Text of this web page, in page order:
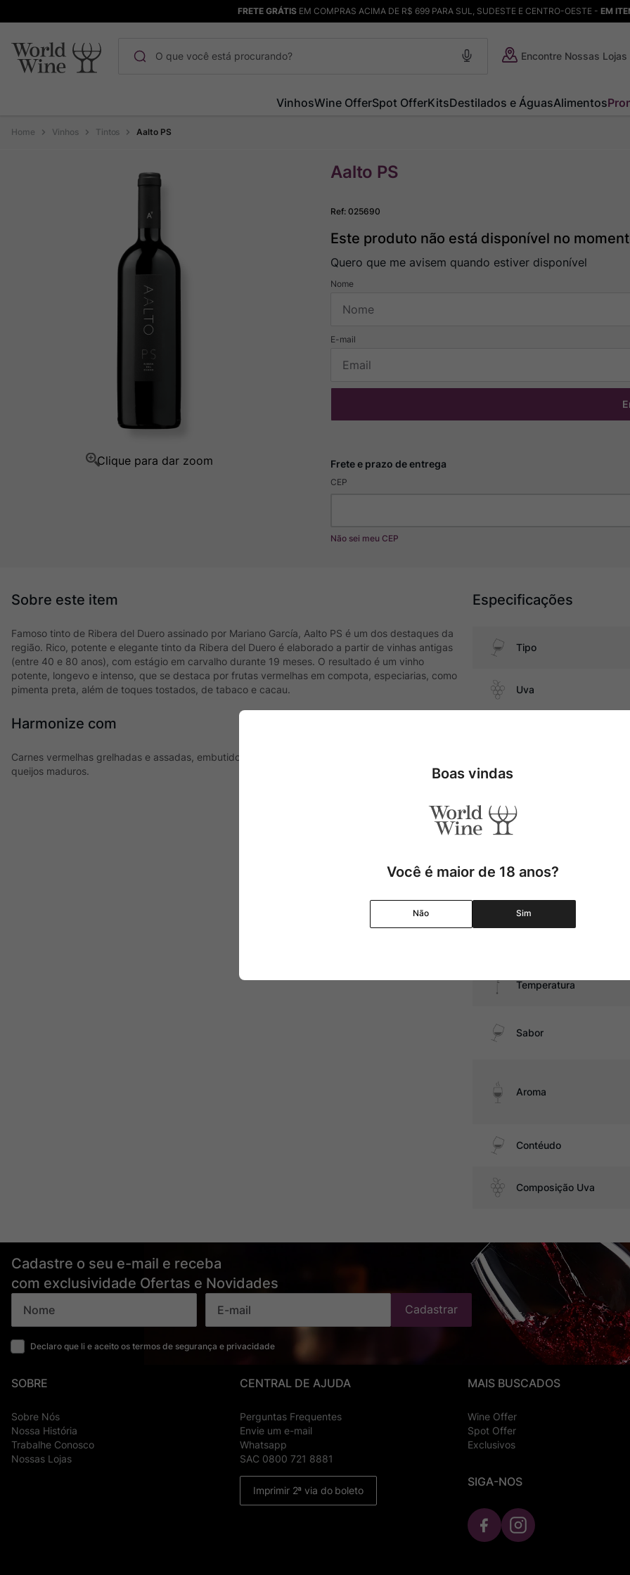
FRETE GRÁTISEM COMPRAS ACIMA DE R$ 699 PARA SUL, SUDESTE E CENTRO-OESTE - EM
Encontre Nossas Lojas
VinhosWine OfferSpot OfferKitsDestilados e ÁguasAlimentos
Vinhos Tintos Aalto PS
Aalto PS
Ref:025690
Este produto não está disponível no
Quero que me avisem quando estiver disponível
CEP
Não sei meu CEP
Famoso tinto de Ribera del Duero assinado por Mariano García, Aalto PS é um dos destaques da
região. Rico, potente e elegante tinto da Ribera del Duero é elaborado a partir de vinhas antigas
(entre 40 e 80 anos), com estágio em carvalho durante 19 meses. O resultado é um vinho
potente, longevo e intenso, que se destaca por frutas vermelhas em compota, especiarias, como
pimenta preta, além de toques tostados, de tabaco e cacau.
Harmonize com
Carnes vermelhas grelhadas e assadas, embutidos, carnes de caça, suínos, cordeiro, além de
queijos maduros.
Especificações
Tipo
Uva
Pais
Graduação Alcóolica
Temperatura
Sabor
Aroma
Contéudo
Composição Uva
Cadastre o seu e-mail e receba
com exclusividade Ofertas e Novidades
Declaro que li e aceito os termos de segurança e privacidade
Cadastrar
SOBRE
Sobre Nós
Nossa História
Trabalhe Conosco
Nossas Lojas
CENTRAL DE AJUDA
Perguntas Frequentes
Envie um e-mail
Whatsapp
SAC 0800 721 8881
Imprimir 2ª via do boleto
MAIS BUSCADOS
Wine Offer
Spot Offer
Exclusivos
SIGA-NOS
1º Maçanita
Bodega Garzon
Boas vindas
Você é maior de 18 anos?
Não Sim